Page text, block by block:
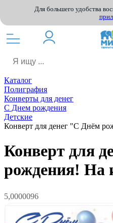
Для большего удобства
Каталог
Полиграфия
Конверты для денег
С Днем рождения
Детские
Конверт для денег "С Днём
Конверт для
рождения! На
5,0000096